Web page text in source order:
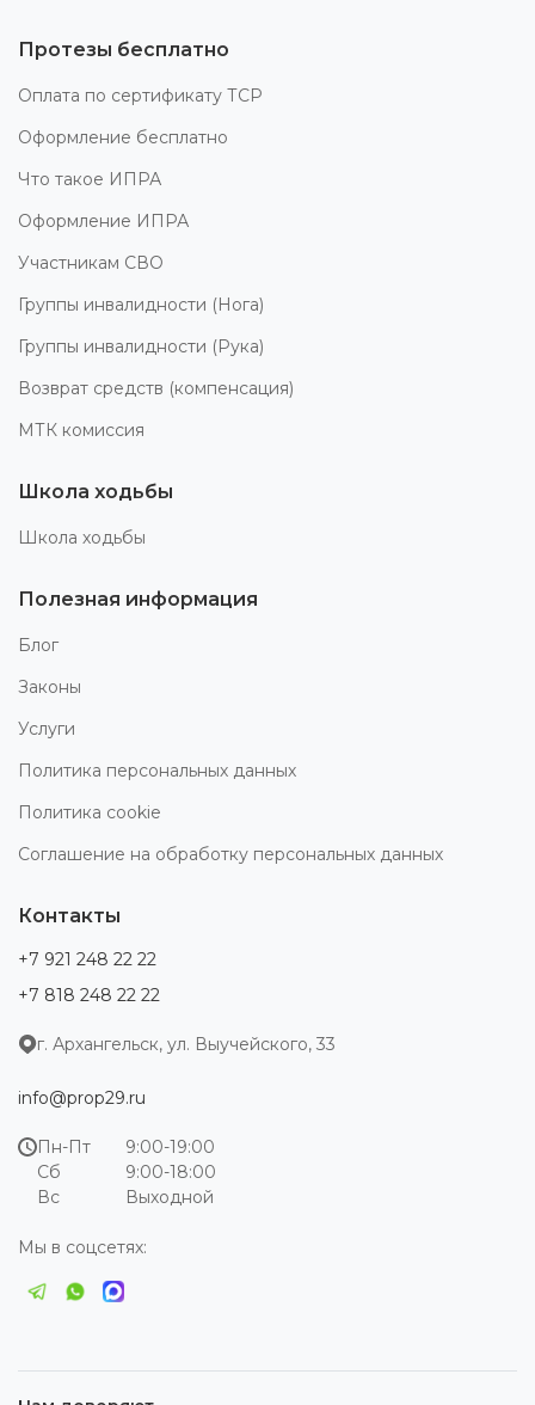
Протезы бесплатно
Оплата по сертификату ТСР
Оформление бесплатно
Что такое ИПРА
Оформление ИПРА
Участникам СВО
Группы инвалидности (Нога)
Группы инвалидности (Рука)
Возврат средств (компенсация)
МТК комиссия
Школа ходьбы
Школа ходьбы
Полезная информация
Блог
Законы
Услуги
Политика персональных данных
Политика cookie
Соглашение на обработку персональных данных
Контакты
+7 921 248 22 22
+7 818 248 22 22
г. Архангельск, ул. Выучейского, 33
info@prop29.ru
Пн-Пт
9:00-19:00
Сб
9:00-18:00
Вс
Выходной
Мы в соцсетях: